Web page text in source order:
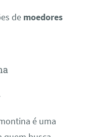
de moedores
é uma